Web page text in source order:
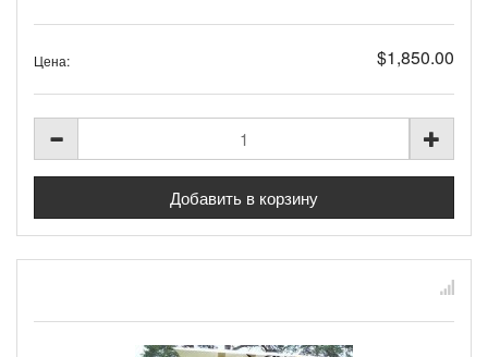
Цена: $1,850.00